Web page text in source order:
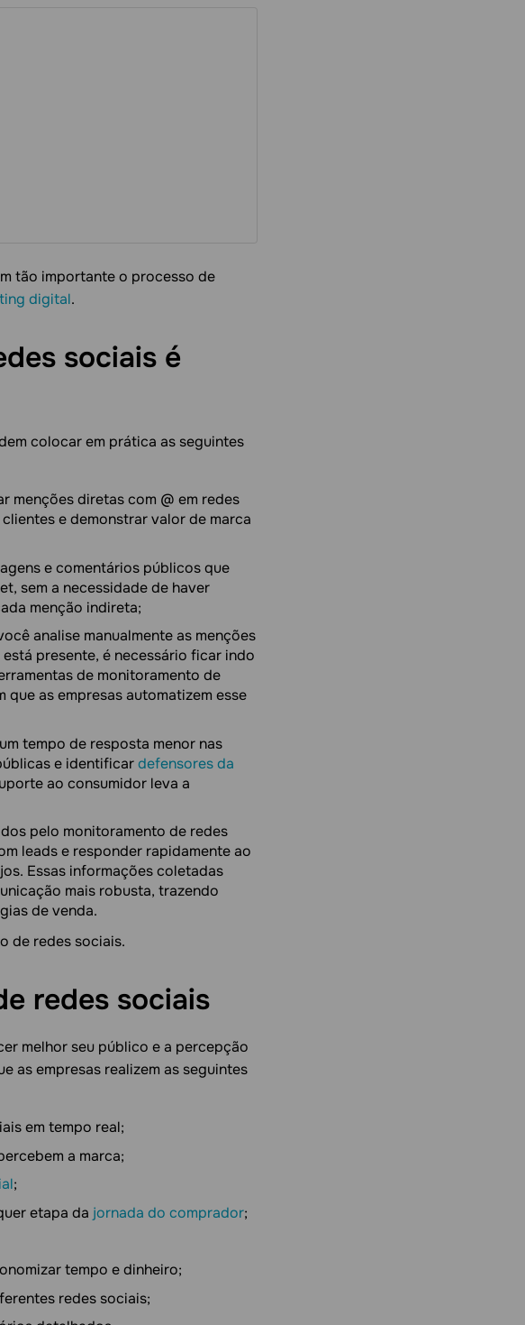
tão importante o processo de
digital.
sociais é
colocar em prática as seguintes
menções diretas com @ em redes
e demonstrar valor de marca
e comentários públicos que
sem a necessidade de haver
menção indireta;
analise manualmente as menções
presente, é necessário ficar indo
de monitoramento de
as empresas automatizem esse
tempo de resposta menor nas
e identificardefensores da
ao consumidor leva a
pelo monitoramento de redes
leads e responder rapidamente ao
Essas informações coletadas
mais robusta, trazendo
de venda.
de redes sociais.
redes sociais
melhor seu público e a percepção
as empresas realizem as seguintes
em tempo real;
a marca;
;
etapa da jornada do comprador;
tempo e dinheiro;
redes sociais;